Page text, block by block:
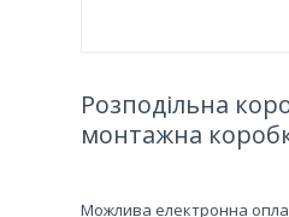
Розподільна
монтажна